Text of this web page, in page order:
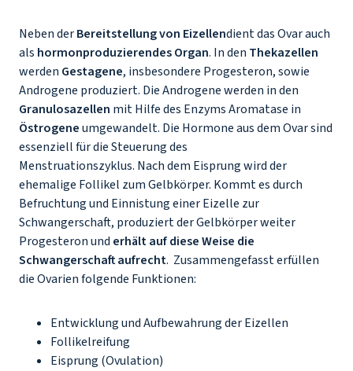
Neben derBereitstellung von Eizellendient das Ovar auch
als hormonproduzierendes Organ. In den Thekazellen
werden Gestagene, insbesondere Progesteron, sowie
Androgene produziert. Die Androgene werden in den
Granulosazellen mit Hilfe des Enzyms Aromatase in
Östrogeneumgewandelt. Die Hormone aus dem Ovar sind
essenziell für die Steuerung des
Menstruationszyklus. Nach dem Eisprung wird der
ehemalige Follikel zum Gelbkörper. Kommt es durch
Befruchtung und Einnistung einer Eizelle zur
Schwangerschaft, produziert der Gelbkörper weiter
Progesteron und erhält auf diese Weise die
Schwangerschaft aufrecht. Zusammengefasst erfüllen
die Ovarien folgende Funktionen:
Entwicklung und Aufbewahrung der Eizellen
Follikelreifung
Eisprung (Ovulation)